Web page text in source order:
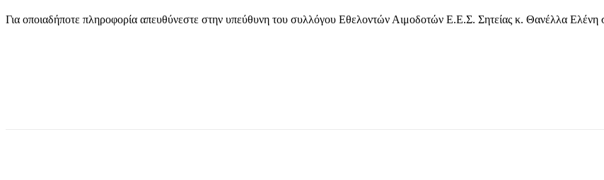
Για οποιαδήποτε πληροφορία απευθύνεστε στην υπεύθυνη του συλλόγου Εθελοντών Αιμοδοτών Ε.Ε.Σ. Σητείας κ. Θανέλλα Ελένη